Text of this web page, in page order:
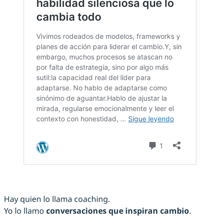
Hay quien lo llama coaching.
Yo lo llamo conversaciones que inspiran cambio.